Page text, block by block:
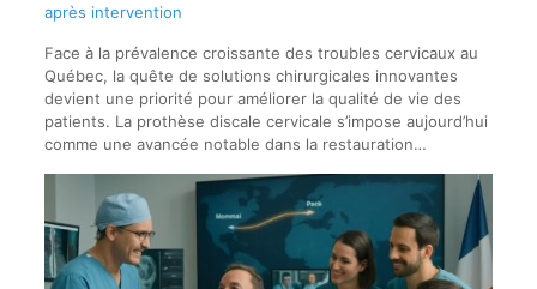
après intervention
Face à la prévalence croissante des troubles cervicaux au
Québec, la quête de solutions chirurgicales innovantes
devient une priorité pour améliorer la qualité de vie des
patients. La prothèse discale cervicale s’impose aujourd’hui
comme une avancée notable dans la restauration…